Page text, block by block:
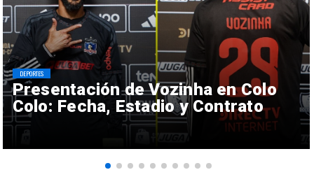
Presentación de Vozinha en Colo
Colo: Fecha, Estadio y Contrato
DEPORTES